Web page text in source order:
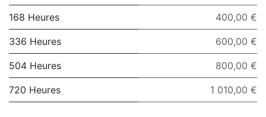
168 Heures 400,00 €
336 Heures 600,00 €
504 Heures 800,00 €
720 Heures 1 010,00 €